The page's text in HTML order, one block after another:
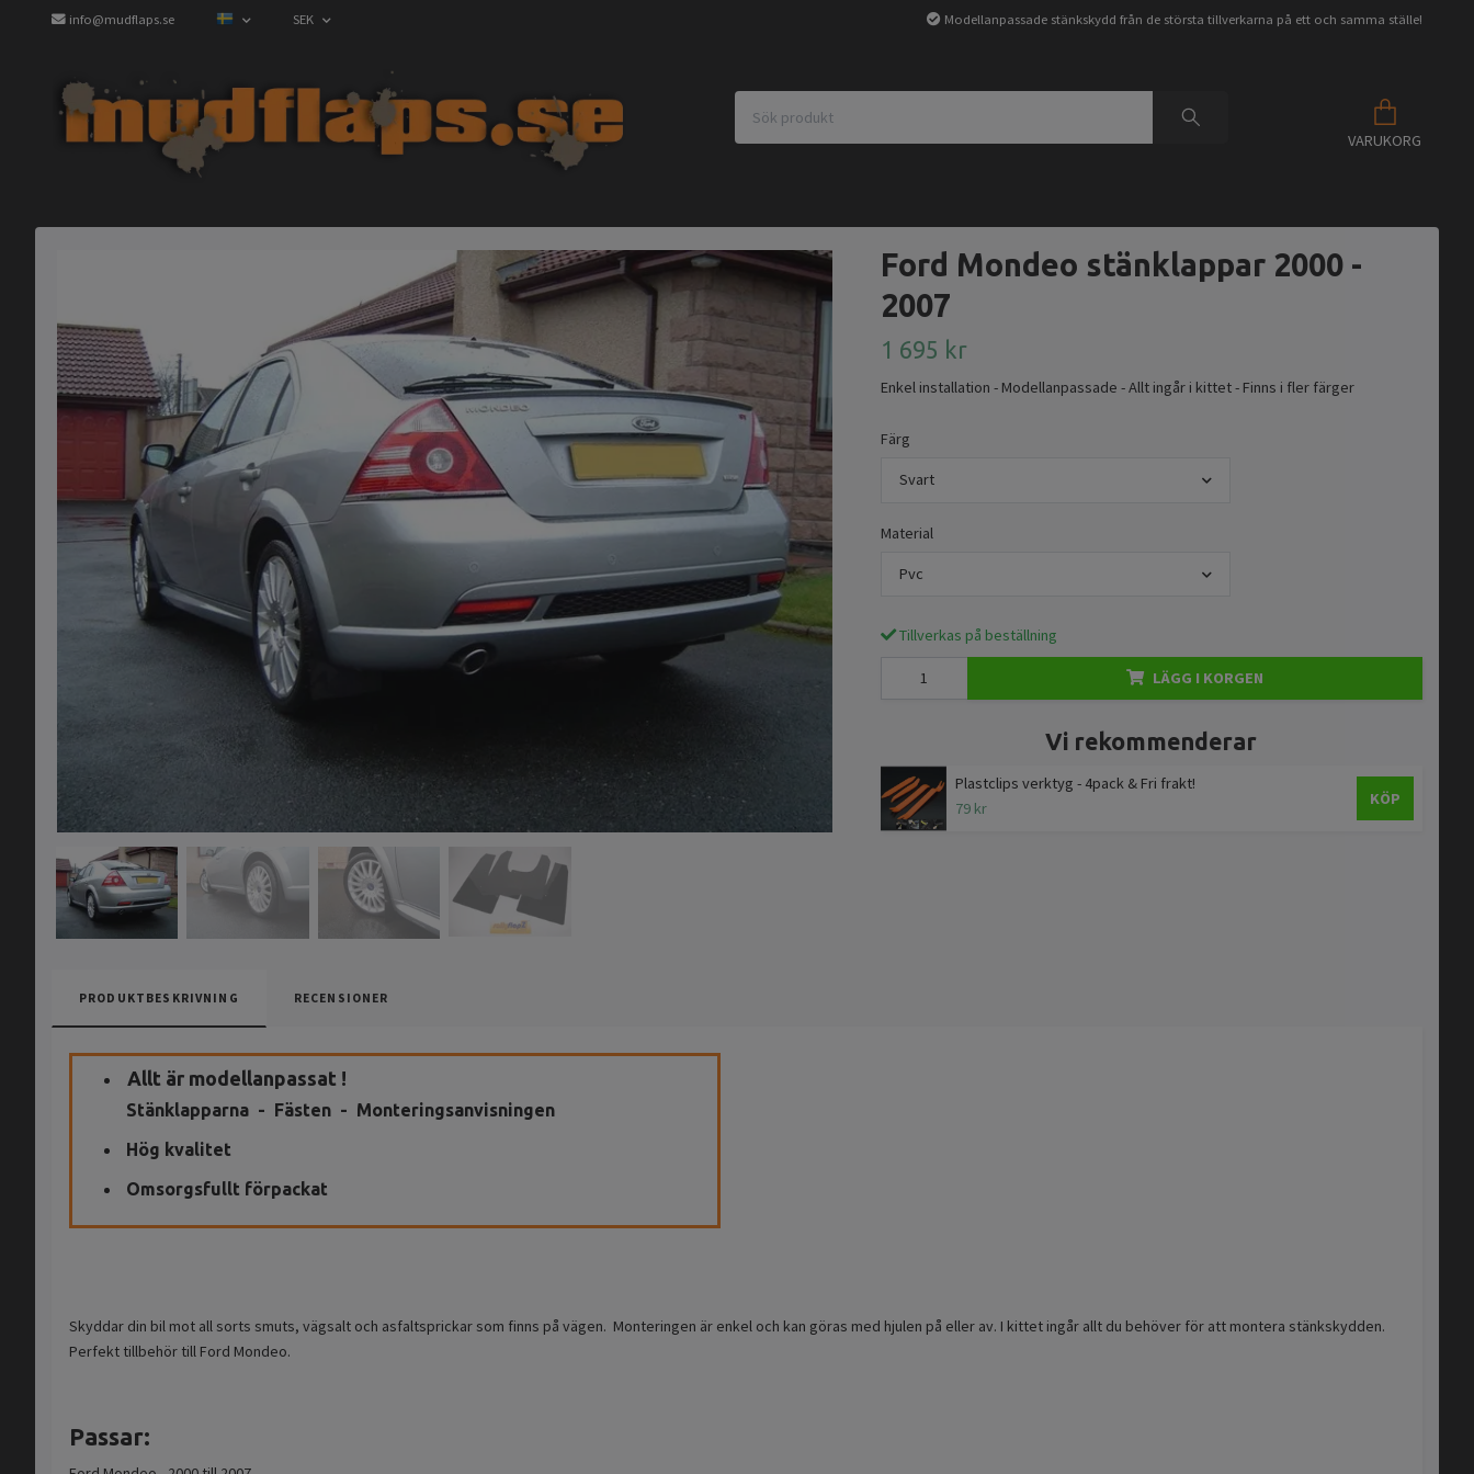
info@mudflaps.se SEK Modellanpassade stänkskydd från de största tillverkarna på ett och samma ställe!
VARUKORG
Ford Mondeo stänklappar 2000 -
2007
1 695 kr
Enkel installation - Modellanpassade - Allt ingår i kittet - Finns i fler färger
Färg
Svart
Material
Pvc
Tillverkas på beställning
LÄGG I KORGEN
Vi rekommenderar
Plastclips verktyg - 4pack & Fri frakt!
79 kr
KÖP
PRODUKTBESKRIVNING RECENSIONER
Allt är modellanpassat !
Stänklapparna - Fästen - Monteringsanvisningen
Hög kvalitet
Omsorgsfullt förpackat
Skyddar din bil mot all sorts smuts, vägsalt och asfaltsprickar som finns på vägen. Monteringen är enkel och kan göras med hjulen på eller av. I kittet ingår allt du behöver för att montera stänkskydden.
Perfekt tillbehör till Ford Mondeo.
Passar: